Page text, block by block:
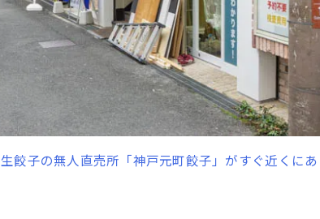
生餃子の無人直売所「神戸元町餃子」がすぐ近くに